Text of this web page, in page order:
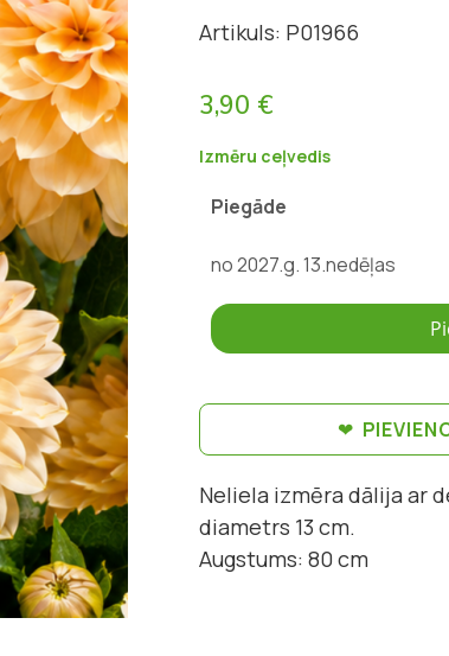
Artikuls: P01966
3,90 €
Izmēru ceļvedis
Piegāde
no 2027.g. 13.nedēļas
Neliela izmēra dālija ar
diametrs 13 cm.
Augstums: 80 cm